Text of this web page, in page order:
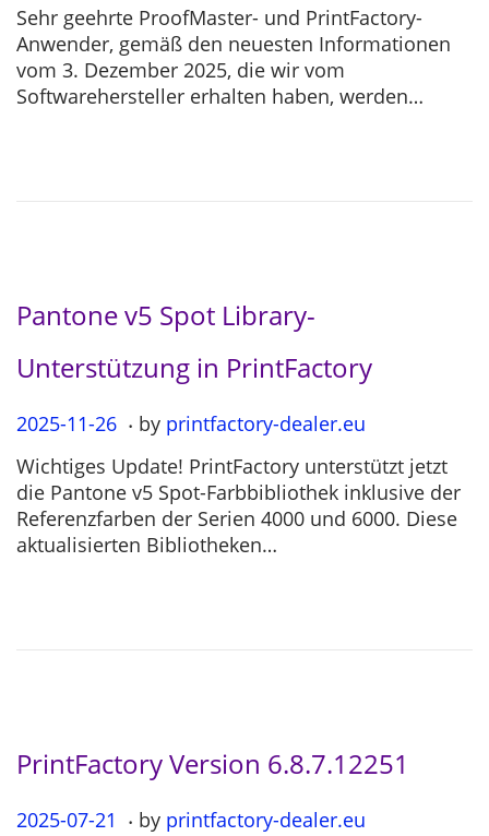
s
t
e
d
2
5
-
1
Sehr geehrte ProofMaster- und PrintFactory-
Anwender, gemäß den neuesten Informationen
vom 3. Dezember 2025, die wir vom
Softwarehersteller erhalten haben, werden…
Pantone v5 Spot Library-
Unterstützung in PrintFactory
P
s
t
e
d
2025-11-26 2
2
5
-
1
. by printfactory-dealer.eu
Wichtiges Update! PrintFactory unterstützt jetzt
die Pantone v5 Spot-Farbbibliothek inklusive der
Referenzfarben der Serien 4000 und 6000. Diese
aktualisierten Bibliotheken…
PrintFactory Version 6.8.7.12251
P
2025-07-21 2. by printfactory-dealer.eu